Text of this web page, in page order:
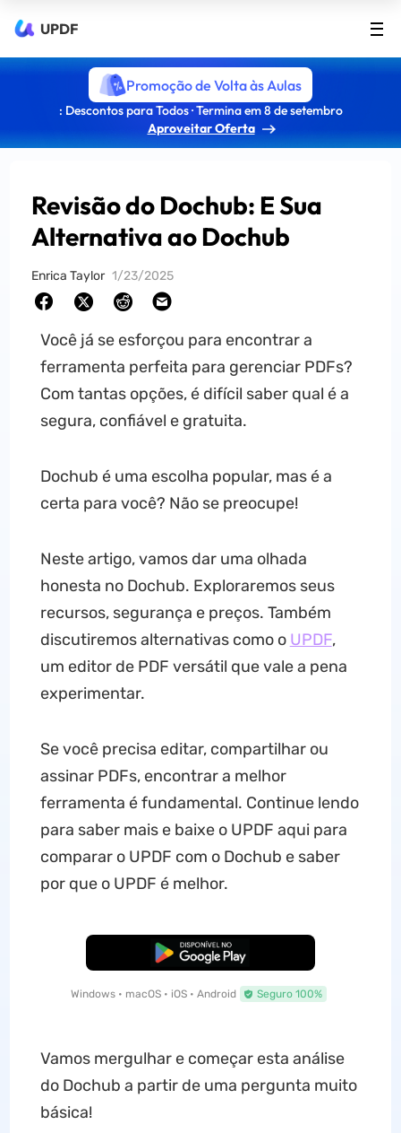
UPDF
Promoção de Volta às Aulas
: Descontos para Todos · Termina em 8 de setembro
Aproveitar Oferta
Revisão do Dochub: E Sua
Alternativa ao Dochub
Enrica Taylor 1/23/2025
Você já se esforçou para encontrar a
ferramenta perfeita para gerenciar PDFs?
Com tantas opções, é difícil saber qual é a
segura, confiável e gratuita.
Dochub é uma escolha popular, mas é a
certa para você? Não se preocupe!
Neste artigo, vamos dar uma olhada
honesta no Dochub. Exploraremos seus
recursos, segurança e preços. Também
discutiremos alternativas como o UPDF,
um editor de PDF versátil que vale a pena
experimentar.
Se você precisa editar, compartilhar ou
assinar PDFs, encontrar a melhor
ferramenta é fundamental. Continue lendo
para saber mais e baixe o UPDF aqui para
comparar o UPDF com o Dochub e saber
por que o UPDF é melhor.
Baixar Grátis
Windows • macOS • iOS • Android Seguro 100%
Vamos mergulhar e começar esta análise
do Dochub a partir de uma pergunta muito
básica!